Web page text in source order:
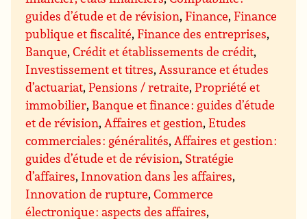
guides d’étude et de révision,Finance,Finance
publique et fiscalité,Finance des entreprises,
Banque,Crédit et établissements de crédit,
Investissement et titres,Assurance et études
d’actuariat,Pensions / retraite,Propriété et
immobilier, Banque et finance : guides d’étude
et de révision,Affaires et gestion,Etudes
commerciales : généralités,Affaires et gestion :
guides d’étude et de révision, Stratégie
d’affaires, Innovation dans les affaires,
Innovation de rupture,Commerce
électronique : aspects des affaires,